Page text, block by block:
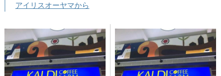
アイリスオーヤマから